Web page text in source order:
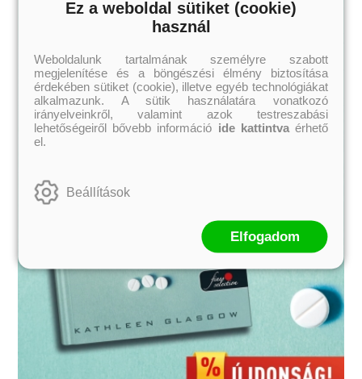
Ez a weboldal sütiket (cookie)
használ
Weboldalunk tartalmának személyre szabott
megjelenítése és a böngészési élmény biztosítása
érdekében sütiket (cookie), illetve egyéb technológiákat
alkalmazunk. A sütik használatára vonatkozó
irányelveinkről, valamint azok testreszabási
lehetőségeiről bővebb információ ide kattintvaérhető
el.
Beállítások
Elfogadom